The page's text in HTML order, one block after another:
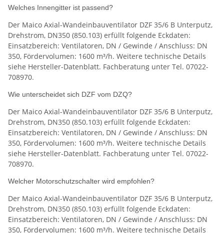
Welches Innengitter ist passend?
Der Maico Axial-Wandeinbauventilator DZF 35/6 B Unterputz,
Drehstrom, DN350 (850.103) erfüllt folgende Eckdaten:
Einsatzbereich: Ventilatoren, DN / Gewinde / Anschluss: DN
350, Fördervolumen: 1600 m³/h. Weitere technische Details
siehe Hersteller-Datenblatt. Fachberatung unter Tel. 07022-
708970.
Wie unterscheidet sich DZF vom DZQ?
Der Maico Axial-Wandeinbauventilator DZF 35/6 B Unterputz,
Drehstrom, DN350 (850.103) erfüllt folgende Eckdaten:
Einsatzbereich: Ventilatoren, DN / Gewinde / Anschluss: DN
350, Fördervolumen: 1600 m³/h. Weitere technische Details
siehe Hersteller-Datenblatt. Fachberatung unter Tel. 07022-
708970.
Welcher Motorschutzschalter wird empfohlen?
Der Maico Axial-Wandeinbauventilator DZF 35/6 B Unterputz,
Drehstrom, DN350 (850.103) erfüllt folgende Eckdaten:
Einsatzbereich: Ventilatoren, DN / Gewinde / Anschluss: DN
350, Fördervolumen: 1600 m³/h. Weitere technische Details